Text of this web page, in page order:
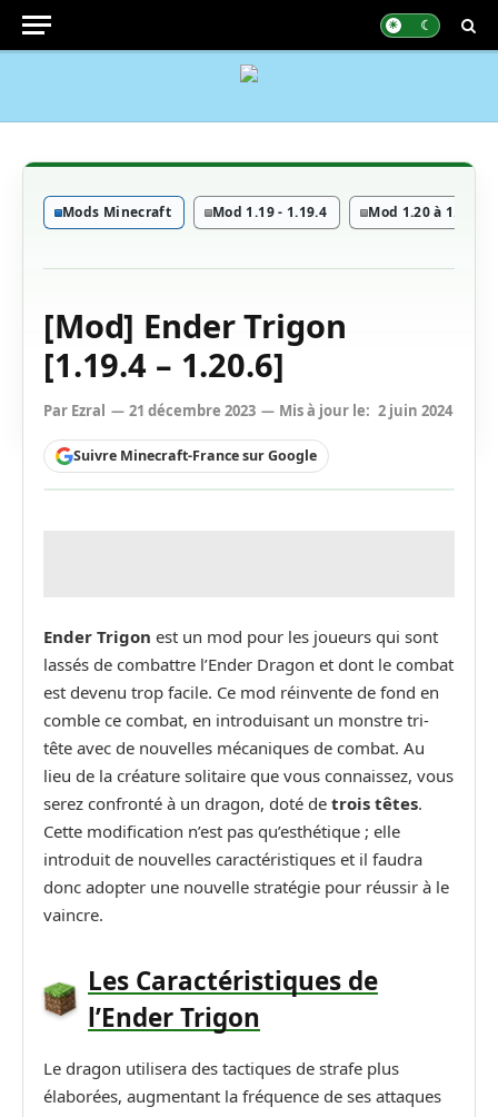
Mods Minecraft Mod 1.19 - 1.19.4 Mod 1.20 à 1.20.6
[Mod] Ender Trigon
[1.19.4 – 1.20.6]
Par Ezral 21 décembre 2023 Mis à jour le: 2 juin 2024
Suivre Minecraft-France sur Google
Ender Trigon est un mod pour les joueurs qui sont
lassés de combattre l’Ender Dragon et dont le combat
est devenu trop facile. Ce mod réinvente de fond en
comble ce combat, en introduisant un monstre tri-
tête avec de nouvelles mécaniques de combat. Au
lieu de la créature solitaire que vous connaissez, vous
serez confronté à un dragon, doté de trois têtes.
Cette modification n’est pas qu’esthétique ; elle
introduit de nouvelles caractéristiques et il faudra
donc adopter une nouvelle stratégie pour réussir à le
vaincre.
Les Caractéristiques de
l’Ender Trigon
Le dragon utilisera des tactiques de strafe plus
élaborées, augmentant la fréquence de ses attaques